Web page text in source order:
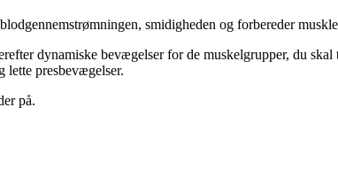
smidigheden og forbereder
dynamiske bevægelser for de muskelgrupper, du
lette presbevægelser.
på.